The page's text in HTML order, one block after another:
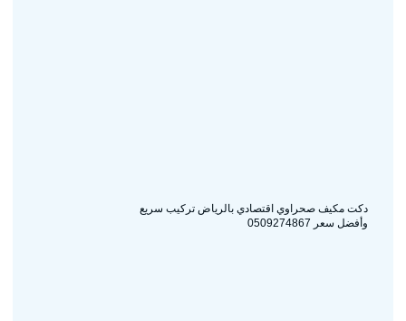
دكت مكيف صحراوي اقتصادي بالرياض تركيب سريع
وأفضل سعر 0509274867